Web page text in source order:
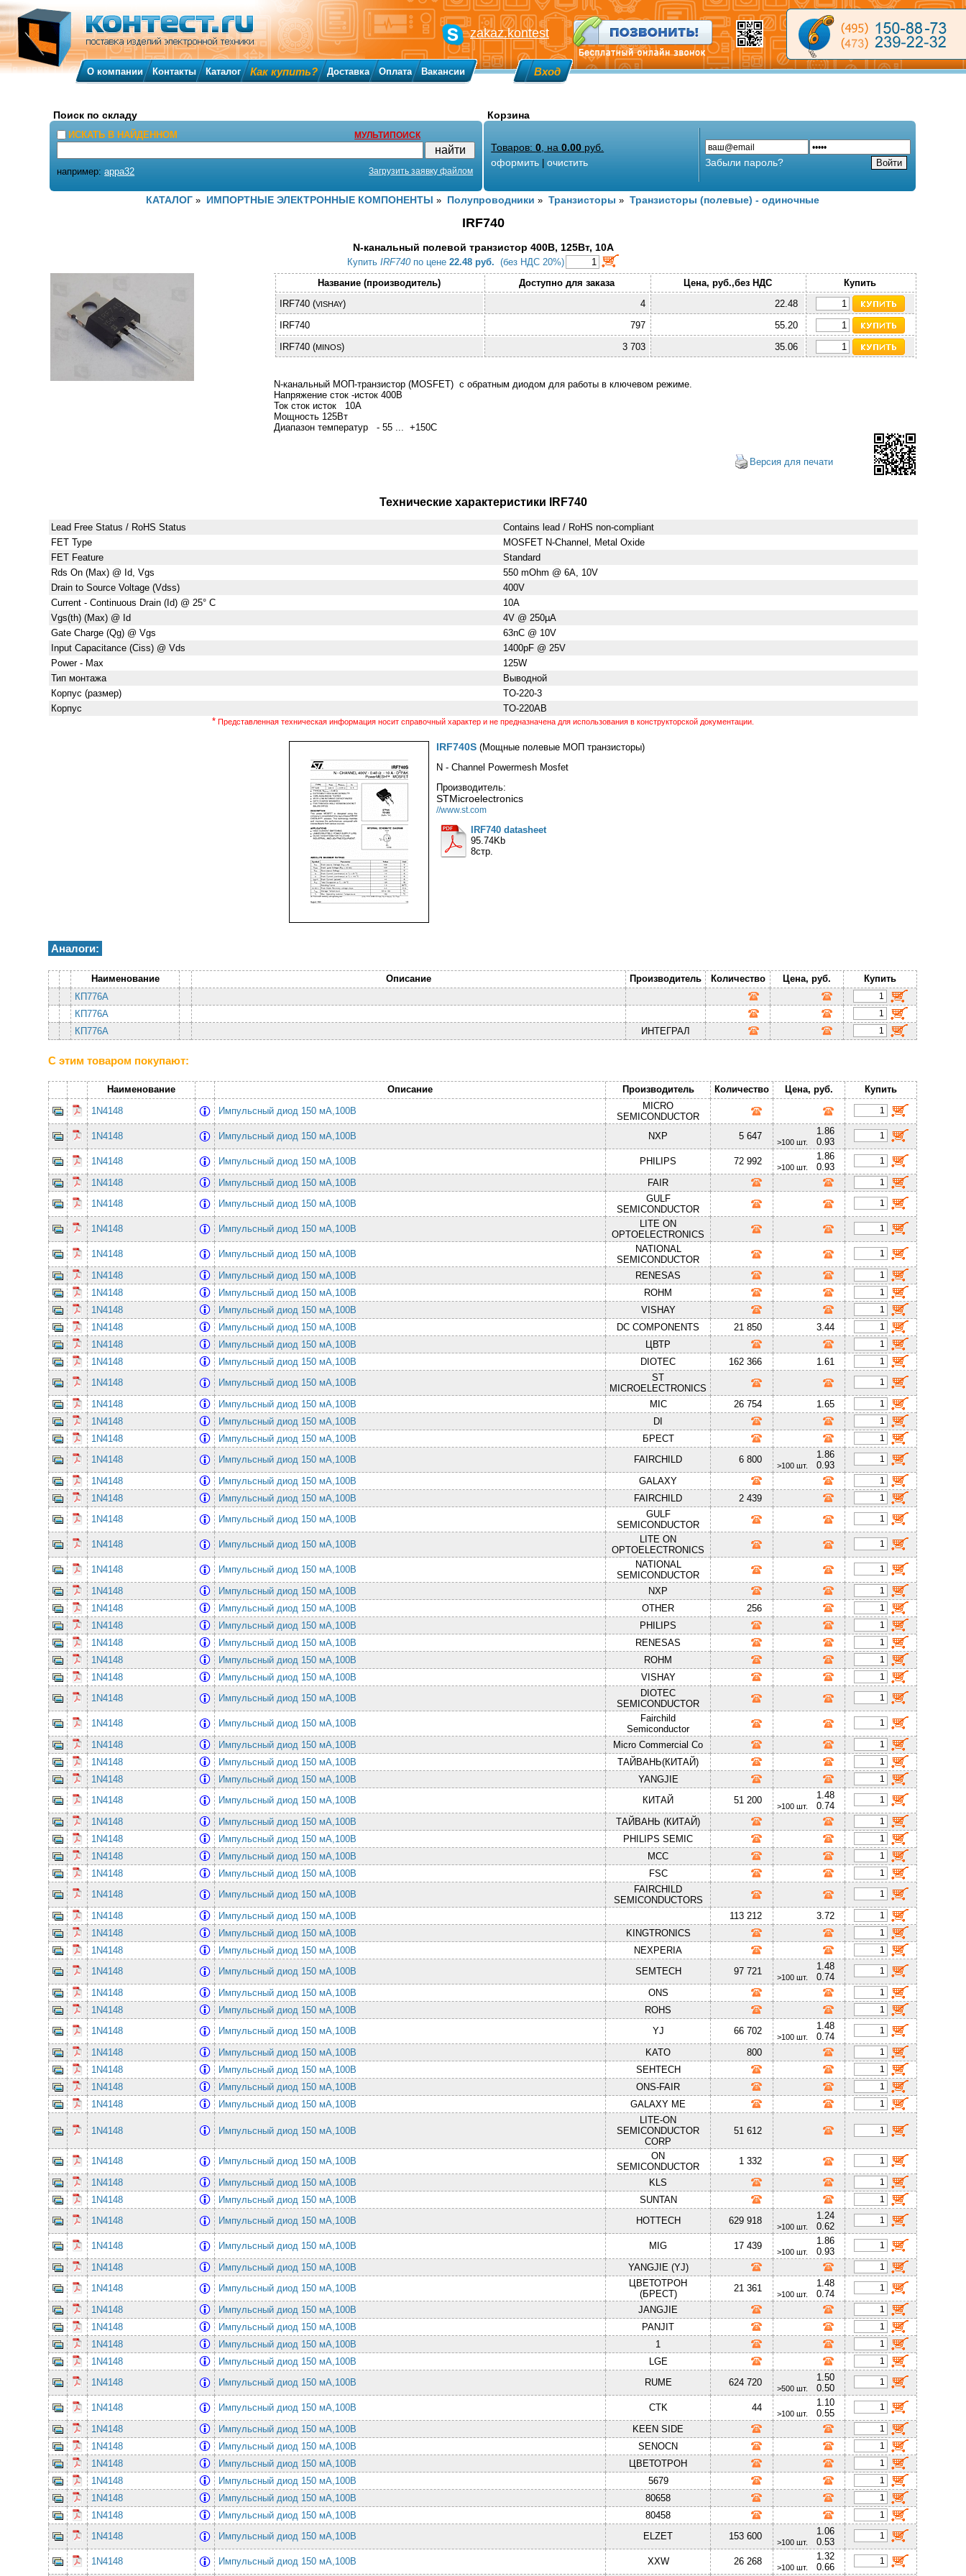
IRF740
N-канальный полевой транзистор 400В, 125Вт, 10А
Купить IRF740 по цене 22.48 руб. (без НДС 20%)
Название (производитель)
Доступно для заказа Цена, руб.,без НДС
Купить
IRF740 (VISHAY) 4
22.48
IRF740
797
55.20
IRF740 (MINOS) 3 703 35.06
N-канальный МОП-транзистор (MOSFET) с обратным диодом для работы в ключевом режиме.
Напряжение сток -исток 400В
Ток сток исток 10А
Мощность 125Вт
Диапазон температур - 55 ... +150C
Версия для печати
Технические характеристики IRF740
Lead Free Status / RoHS Status
Contains lead / RoHS non-compliant
FET Type
MOSFET N-Channel, Metal Oxide
FET Feature
Standard
Rds On (Max) @ Id, Vgs
550 mOhm @ 6A, 10V
Drain to Source Voltage (Vdss)
400V
Current - Continuous Drain (Id) @ 25° C
10A
Vgs(th) (Max) @ Id
4V @ 250µA
Gate Charge (Qg) @ Vgs
63nC @ 10V
Input Capacitance (Ciss) @ Vds
1400pF @ 25V
Power - Max
125W
Тип монтажа
Выводной
Корпус (размер)
TO-220-3
Корпус
TO-220AB
* Представленная техническая информация носит справочный характер и не предназначена для использования в конструкторской документации.
IRF740S (Мощные полевые МОП транзисторы)
N - Channel Powermesh Mosfet
Производитель:
STMicroelectronics
//www.st.com
IRF740 datasheet
95.74Kb
8стр.
КАТАЛОГ » ИМПОРТНЫЕ ЭЛЕКТРОННЫЕ КОМПОНЕНТЫ » Полупроводники »Транзисторы »Транзисторы (полевые) - одиночные
Аналоги:
Наименование Описание Производитель Количество Цена, руб.
Купить
КП776А
КП776А
КП776А
ИНТЕГРАЛ
С этим товаром покупают:
Наименование Описание Производитель Количество Цена, руб.
Купить
1N4148
Импульсный диод 150 мА,100В
MICRO
SEMICONDUCTOR
1N4148
Импульсный диод 150 мА,100В NXP 5 647 1.86
>100 шт.
0.93
1N4148
Импульсный диод 150 мА,100В PHILIPS 72 992 1.86
>100 шт.
0.93
1N4148
Импульсный диод 150 мА,100В
FAIR
1N4148
Импульсный диод 150 мА,100В
GULF
SEMICONDUCTOR
1N4148
Импульсный диод 150 мА,100В
LITE ON
OPTOELECTRONICS
1N4148
Импульсный диод 150 мА,100В
NATIONAL
SEMICONDUCTOR
1N4148
Импульсный диод 150 мА,100В
RENESAS
1N4148
Импульсный диод 150 мА,100В
ROHM
1N4148
Импульсный диод 150 мА,100В
VISHAY
1N4148
Импульсный диод 150 мА,100В DC COMPONENTS 21 850
3.44
1N4148
Импульсный диод 150 мА,100В
ЦВТР
1N4148
Импульсный диод 150 мА,100В DIOTEC 162 366
1.61
1N4148
Импульсный диод 150 мА,100В
ST
MICROELECTRONICS
1N4148
Импульсный диод 150 мА,100В MIC 26 754
1.65
1N4148
Импульсный диод 150 мА,100В
DI
1N4148
Импульсный диод 150 мА,100В
БРЕСТ
1N4148
Импульсный диод 150 мА,100В FAIRCHILD 6 800 1.86
>100 шт.
0.93
1N4148
Импульсный диод 150 мА,100В
GALAXY
1N4148
Импульсный диод 150 мА,100В FAIRCHILD
2 439
1N4148
Импульсный диод 150 мА,100В
GULF
SEMICONDUCTOR
1N4148
Импульсный диод 150 мА,100В
LITE ON
OPTOELECTRONICS
1N4148
Импульсный диод 150 мА,100В
NATIONAL
SEMICONDUCTOR
1N4148
Импульсный диод 150 мА,100В
NXP
1N4148
Импульсный диод 150 мА,100В OTHER
256
1N4148
Импульсный диод 150 мА,100В
PHILIPS
1N4148
Импульсный диод 150 мА,100В
RENESAS
1N4148
Импульсный диод 150 мА,100В
ROHM
1N4148
Импульсный диод 150 мА,100В
VISHAY
1N4148
Импульсный диод 150 мА,100В
DIOTEC
SEMICONDUCTOR
1N4148
Импульсный диод 150 мА,100В
Fairchild
Semiconductor
1N4148
Импульсный диод 150 мА,100В
Micro Commercial Co
1N4148
Импульсный диод 150 мА,100В
ТАЙВАНЬ(КИТАЙ)
1N4148
Импульсный диод 150 мА,100В
YANGJIE
1N4148
Импульсный диод 150 мА,100В КИТАЙ 51 200 1.48
>100 шт.
0.74
1N4148
Импульсный диод 150 мА,100В
ТАЙВАНЬ (КИТАЙ)
1N4148
Импульсный диод 150 мА,100В
PHILIPS SEMIC
1N4148
Импульсный диод 150 мА,100В
MCC
1N4148
Импульсный диод 150 мА,100В
FSC
1N4148
Импульсный диод 150 мА,100В
FAIRCHILD
SEMICONDUCTORS
1N4148
Импульсный диод 150 мА,100В 113 212
3.72
1N4148
Импульсный диод 150 мА,100В
KINGTRONICS
1N4148
Импульсный диод 150 мА,100В
NEXPERIA
1N4148
Импульсный диод 150 мА,100В SEMTECH 97 721 1.48
>100 шт.
0.74
1N4148
Импульсный диод 150 мА,100В
ONS
1N4148
Импульсный диод 150 мА,100В
ROHS
1N4148
Импульсный диод 150 мА,100В YJ 66 702 1.48
>100 шт.
0.74
1N4148
Импульсный диод 150 мА,100В KATO
800
1N4148
Импульсный диод 150 мА,100В
SEHTECH
1N4148
Импульсный диод 150 мА,100В
ONS-FAIR
1N4148
Импульсный диод 150 мА,100В GALAXY ME
1N4148 Импульсный диод 150 мА,100В
LITE-ON
SEMICONDUCTOR
CORP
51 612
1N4148 Импульсный диод 150 мА,100В
ON
SEMICONDUCTOR
1 332
1N4148
Импульсный диод 150 мА,100В
KLS
1N4148
Импульсный диод 150 мА,100В
SUNTAN
1N4148
Импульсный диод 150 мА,100В HOTTECH 629 918 1.24
>100 шт.
0.62
1N4148
Импульсный диод 150 мА,100В MIG 17 439 1.86
>100 шт.
0.93
1N4148
Импульсный диод 150 мА,100В
YANGJIE (YJ)
1N4148
Импульсный диод 150 мА,100В
ЦВЕТОТРОН
(БРЕСТ)
21 361 1.48
>100 шт.
0.74
1N4148
Импульсный диод 150 мА,100В
JANGJIE
1N4148
Импульсный диод 150 мА,100В
PANJIT
1N4148
Импульсный диод 150 мА,100В
1
1N4148
Импульсный диод 150 мА,100В
LGE
1N4148
Импульсный диод 150 мА,100В RUME 624 720 1.50
>500 шт.
0.50
1N4148
Импульсный диод 150 мА,100В CTK 44 1.10
>100 шт.
0.55
1N4148
Импульсный диод 150 мА,100В
KEEN SIDE
1N4148
Импульсный диод 150 мА,100В
SENOCN
1N4148
Импульсный диод 150 мА,100В
ЦВЕТОТРОН
1N4148
Импульсный диод 150 мА,100В
5679
1N4148
Импульсный диод 150 мА,100В
80658
1N4148
Импульсный диод 150 мА,100В
80458
1N4148
Импульсный диод 150 мА,100В ELZET 153 600 1.06
>100 шт.
0.53
1N4148
Импульсный диод 150 мА,100В XXW 26 268 1.32
>100 шт.
0.66
zakaz.kontest
О компании Контакты Каталог Как купить? Доставка Оплата Вакансии Вход
Поиск по складу
ИСКАТЬ В НАЙДЕННОМ МУЛЬТИПОИСК
например:appa32 Загрузить заявку файлом
Корзина
Товаров:0 , на0.00 руб.
оформить |очистить Забыли пароль?